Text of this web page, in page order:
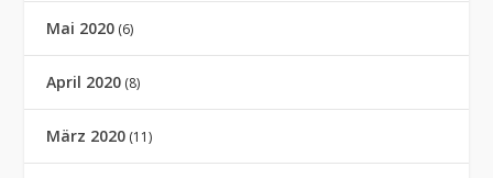
Mai 2020 (6)
April 2020 (8)
März 2020 (11)